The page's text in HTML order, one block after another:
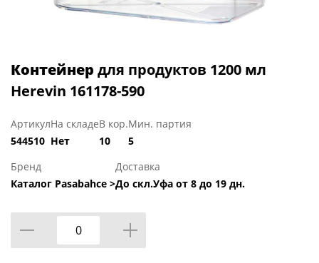
Контейнер для продуктов 1200 мл
Herevin 161178-590
Артикул
544510
На складе
Нет
В кор.
10
Мин. партия
5
Бренд
Каталог Pasabahce >
Доставка
До скл.Уфа от 8 до 19 дн.